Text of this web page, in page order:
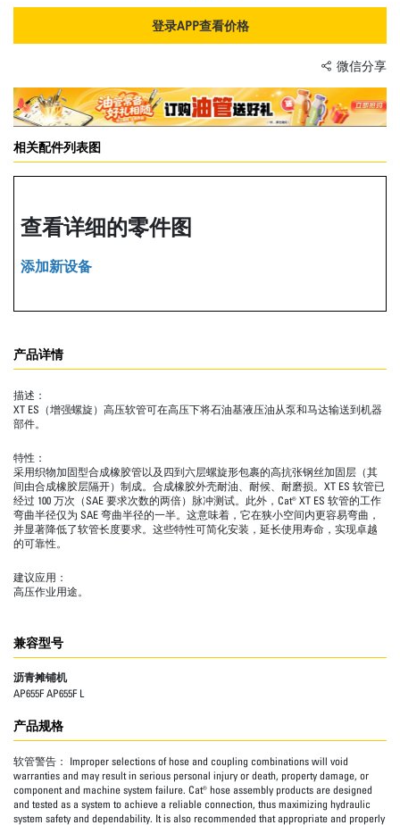
登录APP查看价格
微信分享
相关配件列表图
查看详细的零件图
添加新设备
产品详情
描述：
XT ES（增强螺旋）高压软管可在高压下将石油基液压油从泵和马达输送到机器
部件。
特性：
采用织物加固型合成橡胶管以及四到六层螺旋形包裹的高抗张钢丝加固层（其
间由合成橡胶层隔开）制成。合成橡胶外壳耐油、耐候、耐磨损。XT ES 软管已
经过 100 万次（SAE 要求次数的两倍）脉冲测试。此外，Cat® XT ES 软管的工作
弯曲半径仅为 SAE 弯曲半径的一半。这意味着，它在狭小空间内更容易弯曲，
并显著降低了软管长度要求。这些特性可简化安装，延长使用寿命，实现卓越
的可靠性。
建议应用：
高压作业用途。
兼容型号
沥青摊铺机
AP655F AP655F L
产品规格
软管警告： Improper selections of hose and coupling combinations will void
warranties and may result in serious personal injury or death, property damage, or
component and machine system failure. Cat® hose assembly products are designed
and tested as a system to achieve a reliable connection, thus maximizing hydraulic
system safety and dependability. It is also recommended that appropriate and properly